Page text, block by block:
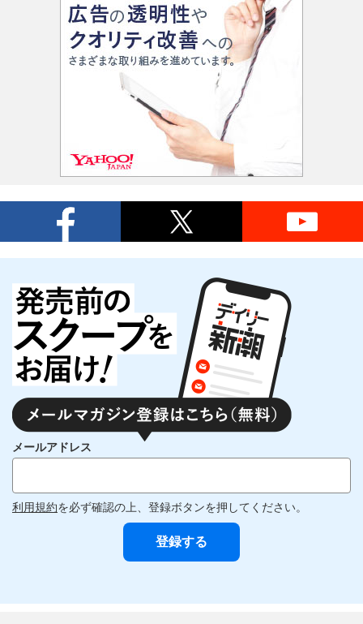
メールアドレス
利用規約を必ず確認の上、登録ボタンを押してください。